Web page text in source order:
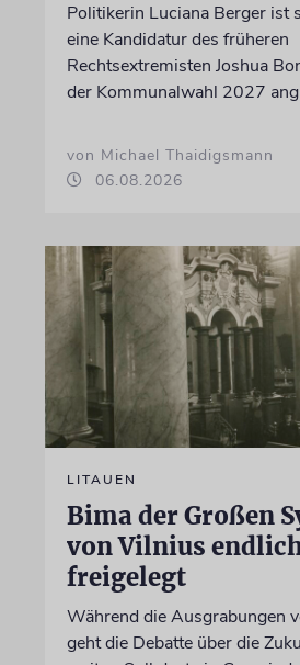
Politikerin Luciana Berger ist
eine Kandidatur des früheren
Rechtsextremisten Joshua
der Kommunalwahl 2027
von Michael Thaidigsmann
06.08.2026
LITAUEN
Bima der Großen
von Vilnius
freigelegt
Während die Ausgrabungen
geht die Debatte über die